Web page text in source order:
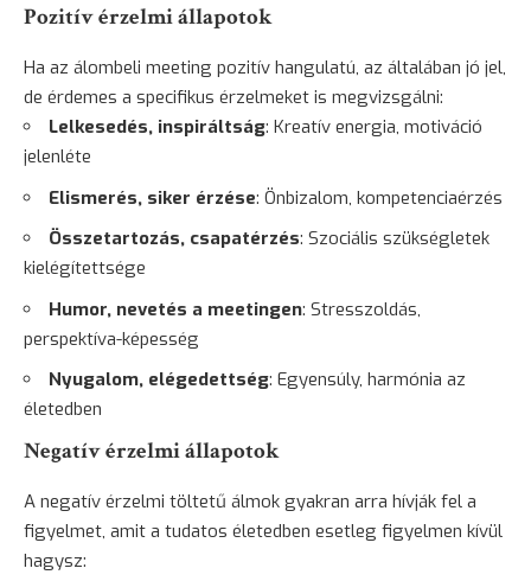
Pozitív érzelmi állapotok
Ha az álombeli meeting pozitív hangulatú, az általában jó jel,
de érdemes a specifikus érzelmeket is megvizsgálni:
Lelkesedés, inspiráltság: Kreatív energia, motiváció
jelenléte
Elismerés, siker érzése: Önbizalom, kompetenciaérzés
Összetartozás, csapatérzés: Szociális szükségletek
kielégítettsége
Humor, nevetés a meetingen: Stresszoldás,
perspektíva-képesség
Nyugalom, elégedettség: Egyensúly, harmónia az
életedben
Negatív érzelmi állapotok
A negatív érzelmi töltetű álmok gyakran arra hívják fel a
figyelmet, amit a tudatos életedben esetleg figyelmen kívül
hagysz: